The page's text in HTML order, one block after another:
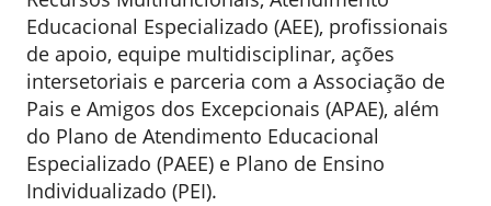
Educacional Especializado (AEE), profissionais
de apoio, equipe multidisciplinar, ações
intersetoriais e parceria com a Associação de
Pais e Amigos dos Excepcionais (APAE), além
do Plano de Atendimento Educacional
Especializado (PAEE) e Plano de Ensino
Individualizado (PEI).